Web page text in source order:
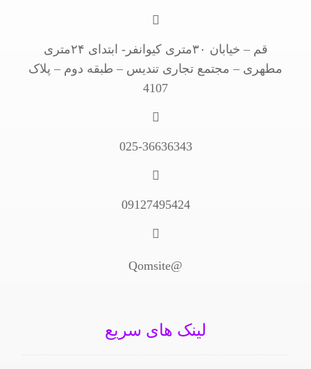
قم – خیابان ۳۰متری کیوانفر- ابتدای ۲۴متری
مطهری – مجتمع تجاری تندیس – طبقه دوم – پلاک
4107
025-36636343
09127495424
@Qomsite
لینک های سریع